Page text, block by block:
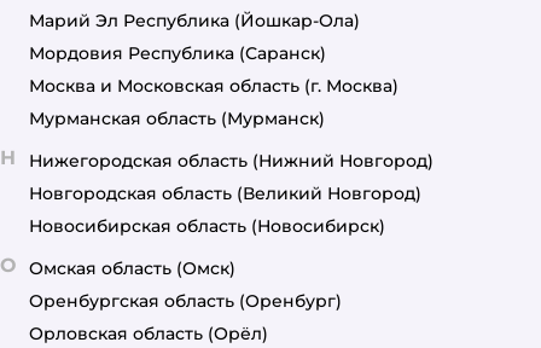
Марий Эл Республика (Йошкар-Ола)
Мордовия Республика (Саранск)
Москва и Московская область (г. Москва)
Мурманская область (Мурманск)
Н Нижегородская область (Нижний Новгород)
Новгородская область (Великий Новгород)
Новосибирская область (Новосибирск)
О Омская область (Омск)
Оренбургская область (Оренбург)
Орловская область (Орёл)